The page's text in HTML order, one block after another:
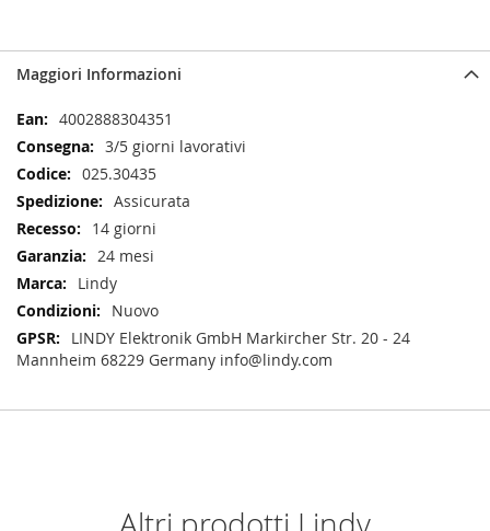
Maggiori Informazioni
Maggiori
Informazioni
4002888304351
3/5 giorni lavorativi
025.30435
Assicurata
14 giorni
24 mesi
Lindy
Nuovo
LINDY Elektronik GmbH Markircher Str. 20 - 24
Mannheim 68229 Germany info@lindy.com